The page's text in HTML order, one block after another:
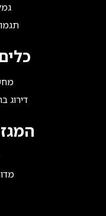
דירוג